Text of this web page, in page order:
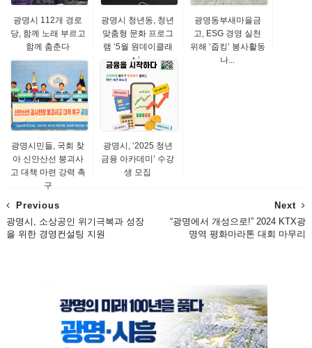
광명시 112개 경로
당, 함께 노래 부르고
함께 춤춘다
광명시 청년동, 청년
맞춤형 문화 프로그
램 ‘5월 원데이클래
스’...
광명동부새마을금
고, ESG 경영 실천
위해 ‘줍킹’ 봉사활동
나...
광명시민들, 국회 찾
아 신안산선 붕괴사
고 대책 마련 강력 촉
구
광명시, ‘2025 청년
금융 아카데미’ 수강
생 모집
Next
“광명에서 개성으로!” 2024 KTX광
명역 평화마라톤 대회 마무리
Previous
광명시, 소상공인 위기극복과 성장
을 위한 경영컨설팅 지원